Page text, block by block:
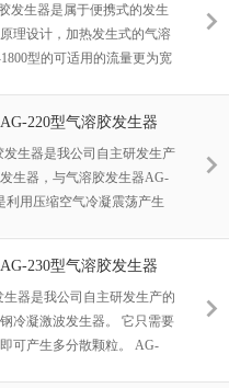
发生器是属于便携式的发生
理设计，加热发生式的气溶
型的可适用的流量更为宽
PAO溶剂)倒入发生器容器
加热条件下即可产生气溶胶
烟雾送入高效过滤器上风侧
，形成DOP蒸汽，蒸汽在特
220型气溶胶发生器
发生器是我公司自主研发生产
生器，与气溶胶发生器AG-
利用压缩空气冷凝震荡产生
量在2000cfm以下来运行，
单元高效过滤器的检测。
230型气溶胶发生器
生器是我公司自主研发生产的
冷凝激波发生器。 它只需要
可产生多分散颗粒。 AG-